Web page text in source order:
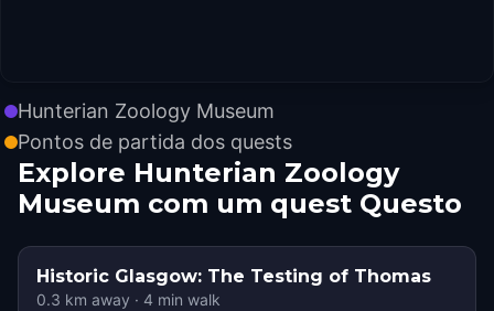
Hunterian Zoology Museum
Pontos de partida dos quests
Explore Hunterian Zoology
Museum com um quest Questo
Historic Glasgow: The Testing of Thomas
0.3 km away · 4 min walk